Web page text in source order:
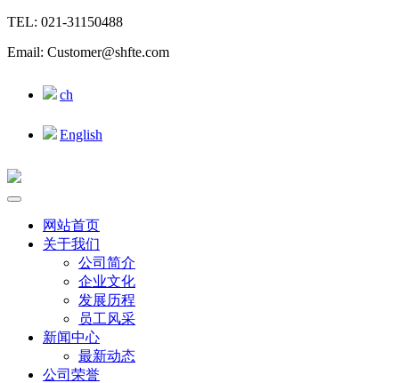
TEL: 021-31150488
Email: Customer@shfte.com
ch
English
网站首页
关于我们
公司简介
企业文化
发展历程
员工风采
新闻中心
最新动态
公司荣誉